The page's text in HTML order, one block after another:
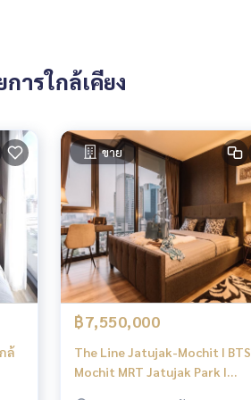
การใกล้เคียง
ล้
ขาย
฿7,550,000
The Line Jatujak-Mochit I BTS
Mochit MRT Jatujak Park I